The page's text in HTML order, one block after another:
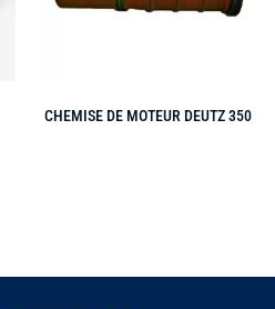
CHEMISE DE MOTEUR DEUTZ 350